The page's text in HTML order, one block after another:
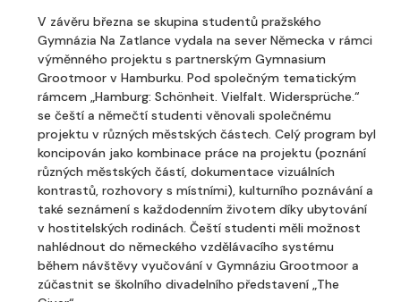
V závěru března se skupina studentů pražského
Gymnázia Na Zatlance vydala na sever Německa v rámci
výměnného projektu s partnerským Gymnasium
Grootmoor v Hamburku. Pod společným tematickým
rámcem „Hamburg: Schönheit. Vielfalt. Widersprüche.“
se čeští a němečtí studenti věnovali společnému
projektu v různých městských částech. Celý program byl
koncipován jako kombinace práce na projektu (poznání
různých městských částí, dokumentace vizuálních
kontrastů, rozhovory s místními), kulturního poznávání a
také seznámení s každodenním životem díky ubytování
v hostitelských rodinách. Čeští studenti měli možnost
nahlédnout do německého vzdělávacího systému
během návštěvy vyučování v Gymnáziu Grootmoor a
zúčastnit se školního divadelního představení „The